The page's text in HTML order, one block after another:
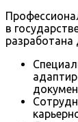
в
разработана